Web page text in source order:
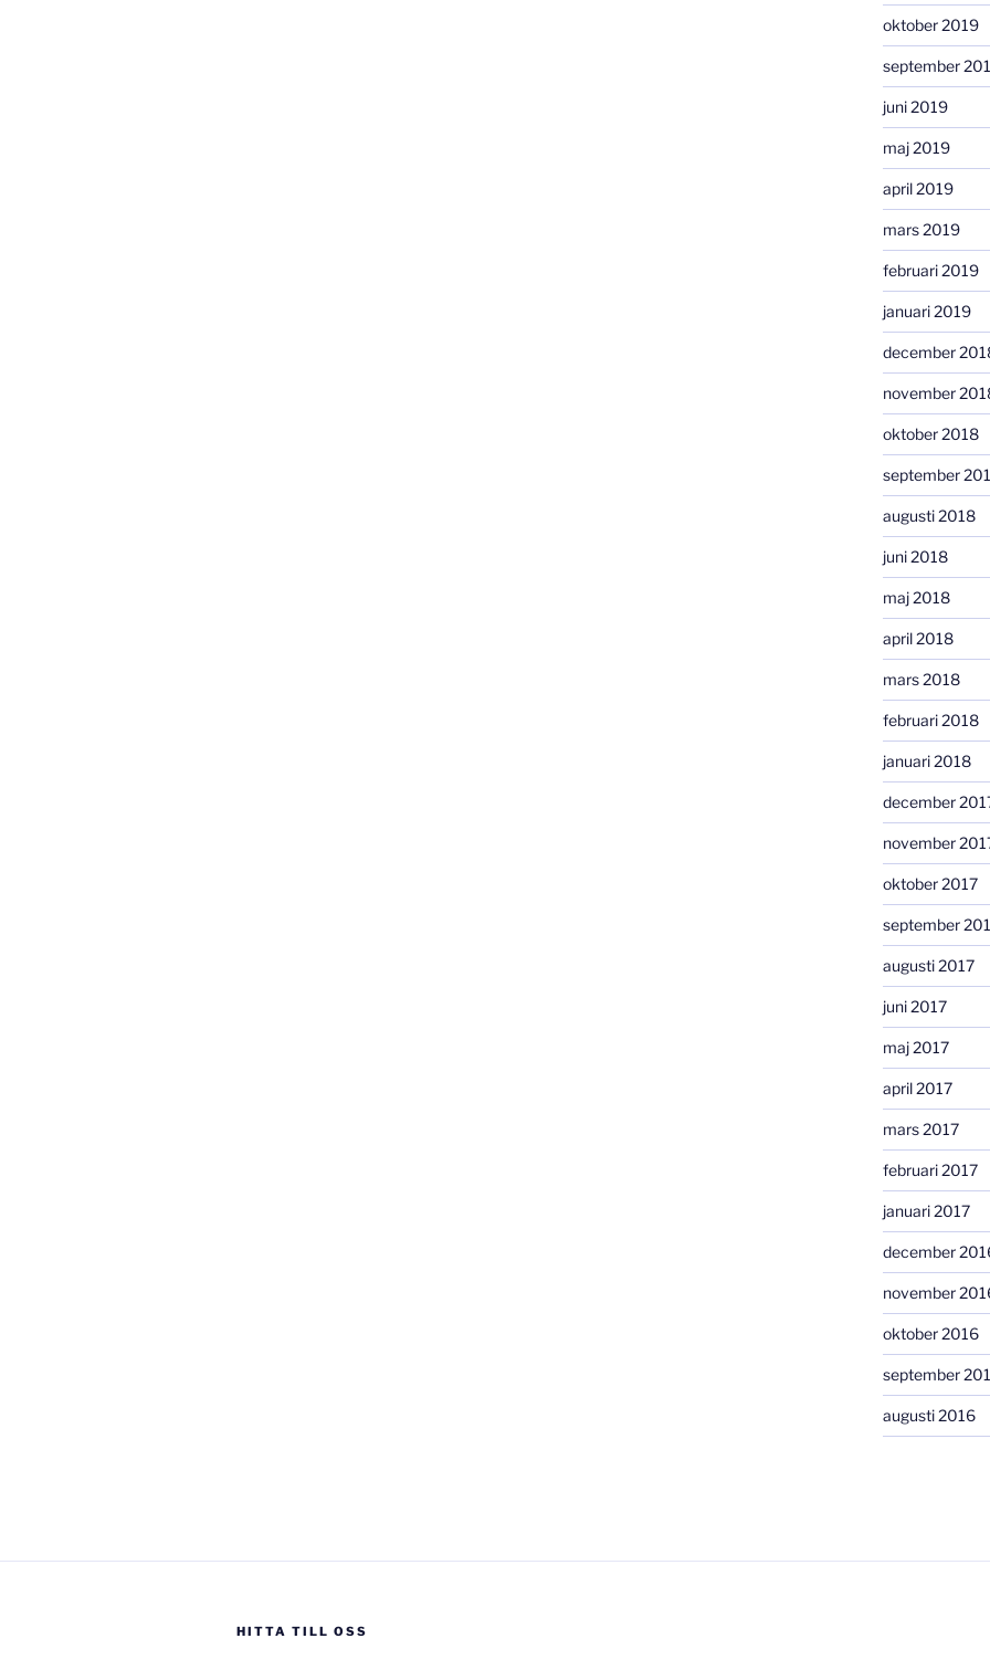
oktober 2019
september
juni 2019
maj 2019
april 2019
mars 2019
februari 2019
januari 2019
december
november
oktober 2018
september
augusti 2018
juni 2018
maj 2018
april 2018
mars 2018
februari 2018
januari 2018
december
november
oktober 2017
september
augusti 2017
juni 2017
maj 2017
april 2017
mars 2017
februari 2017
januari 2017
december
november
oktober 2016
september
augusti 2016
HITTA TILL OSS